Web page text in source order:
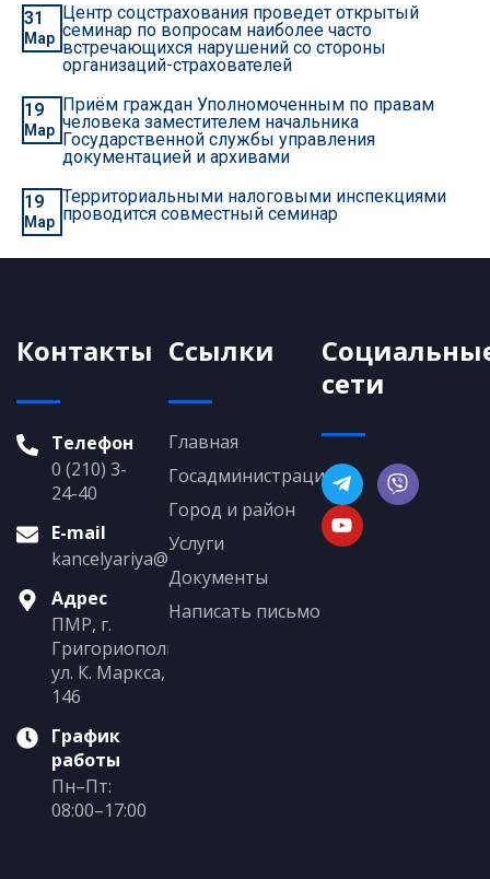
31
Мар
Центр соцстрахования проведет открытый
семинар по вопросам наиболее часто
встречающихся нарушений со стороны
организаций-страхователей
19
Мар
Приём граждан Уполномоченным по правам
человека заместителем начальника
Государственной службы управления
документацией и архивами
19
Мар
Территориальными налоговыми инспекциями
проводится совместный семинар
Контакты
Телефон
0 (210) 3-
24-40
E-mail
kancelyariya@grigoriopol.gospmr.org
Адрес
ПМР, г.
Григориополь,
ул. К. Маркса,
146
График
работы
Пн–Пт:
08:00–17:00
Ссылки
Главная
Госадминистрация
Город и район
Услуги
Документы
Написать письмо
сети